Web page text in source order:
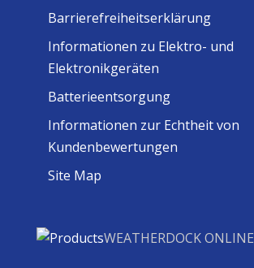
Barrierefreiheitserklärung
Informationen zu Elektro- und
Elektronikgeräten
Batterieentsorgung
Informationen zur Echtheit von
Kundenbewertungen
Site Map
WEATHERDOCK ONLINE